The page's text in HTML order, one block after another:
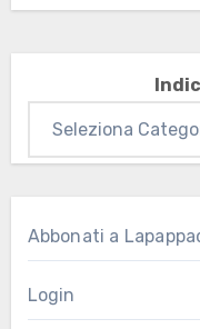
Abbonati a
Login